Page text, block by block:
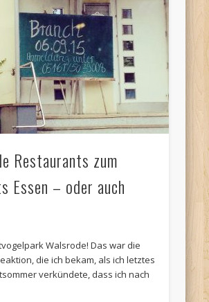
Restaurants zum
Essen – oder auch
Walsrode! Das war die
die ich bekam, als ich letztes
verkündete, dass ich nach